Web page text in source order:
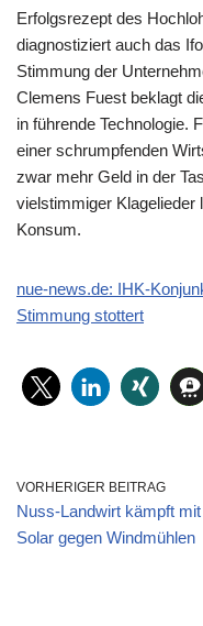
Erfolgsrezept des
diagnostiziert auch das
Stimmung der
Clemens Fuest beklagt
in führende Technologie.
einer schrumpfenden
zwar mehr Geld in der
vielstimmiger Klagelieder
Konsum.
nue-news.de: IHK-
Stimmung stottert
VORHERIGER BEITRAG
Nuss-Landwirt kämpft mit
Solar gegen Windmühlen